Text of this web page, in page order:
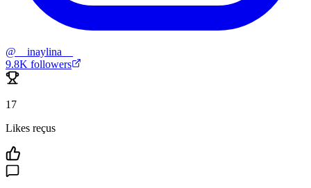
@ __inaylina__
9.8K followers
17
Likes reçus